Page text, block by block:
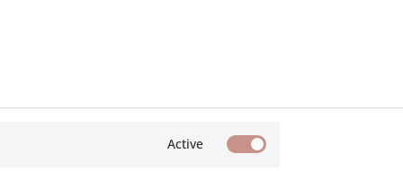
Offroad MonkeysActive